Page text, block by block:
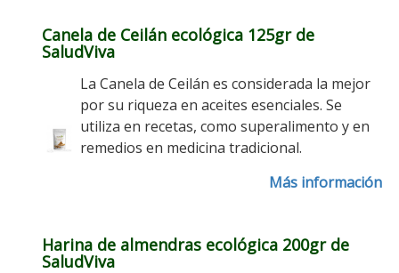
Canela de Ceilán ecológica 125gr de
SaludViva
La Canela de Ceilán es considerada la mejor
por su riqueza en aceites esenciales. Se
utiliza en recetas, como superalimento y en
remedios en medicina tradicional.
Más información
Harina de almendras ecológica 200gr de
SaludViva